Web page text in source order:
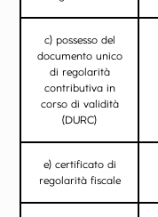
c) possesso del
documento unico
di regolarità
contributiva in
corso di validità
(DURC)
e) certificato di
regolarità fiscale